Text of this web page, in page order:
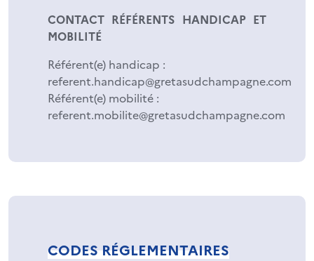
CONTACT RÉFÉRENTS HANDICAP ET
MOBILITÉ
Référent(e) handicap :
referent.handicap@gretasudchampagne.com
Référent(e) mobilité :
referent.mobilite@gretasudchampagne.com
CODES RÉGLEMENTAIRES